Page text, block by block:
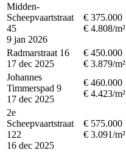
Midden-
Scheepvaartstraat
45
9 jan 2026
€ 375.000
€ 4.808/m²
Radmarstraat 16
17 dec 2025
€ 450.000
€ 3.879/m²
Johannes
Timmerspad 9
17 dec 2025
€ 460.000
€ 4.423/m²
2e
Scheepvaartstraat
122
16 dec 2025
€ 575.000
€ 3.091/m²